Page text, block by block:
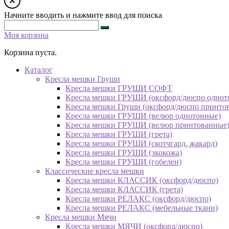
Начните вводить и нажмите ввод для поиска
Моя корзина
Корзина пуста.
Каталог
Кресла мешки Груши
Кресла мешки ГРУШИ СОФТ
Кресла мешки ГРУШИ (оксфорд/дюспо
Кресла мешки Груши (оксфорд/дюспо
Кресла мешки ГРУШИ (велюр однотонные)
Кресла мешки ГРУШИ (велюр принтованные)
Кресла мешки ГРУШИ (грета)
Кресла мешки ГРУШИ (скотчгард, жакард)
Кресла мешки ГРУШИ (экокожа)
Кресла мешки ГРУШИ (гобелен)
Классические кресла мешки
Кресла мешки КЛАССИК (оксфорд/дюспо)
Кресла мешки КЛАССИК (грета)
Креслa мешки РЕЛАКС (оксфорд/дюспо)
Креслa мешки РЕЛАКС (мебельные ткани)
Кресла мешки Мячи
Кресла мешки МЯЧИ (оксфорд/дюспо)